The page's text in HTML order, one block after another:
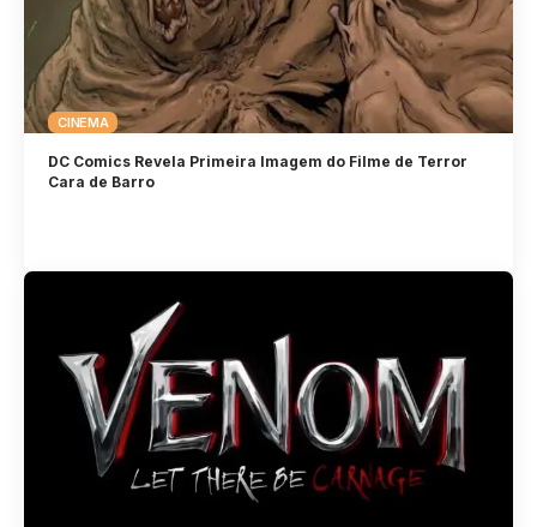
CINEMA
DC Comics Revela Primeira Imagem do Filme de Terror
Cara de Barro